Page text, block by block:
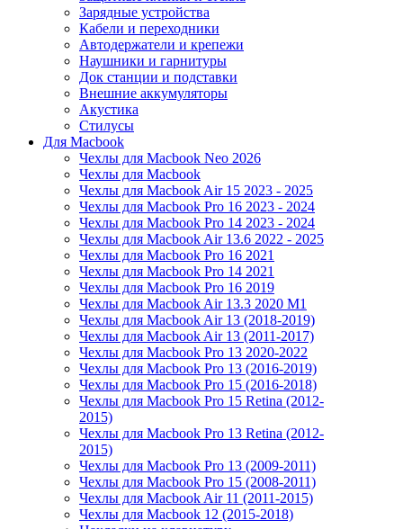
Зарядные устройства
Кабели и переходники
Автодержатели и крепежи
Наушники и гарнитуры
Док станции и подставки
Внешние аккумуляторы
Акустика
Стилусы
Для Macbook
Чехлы для Macbook Neo 2026
Чехлы для Macbook
Чехлы для Macbook Air 15 2023 - 2025
Чехлы для Macbook Pro 16 2023 - 2024
Чехлы для Macbook Pro 14 2023 - 2024
Чехлы для Macbook Air 13.6 2022 - 2025
Чехлы для Macbook Pro 16 2021
Чехлы для Macbook Pro 14 2021
Чехлы для Macbook Pro 16 2019
Чехлы для Macbook Air 13.3 2020 M1
Чехлы для Macbook Air 13 (2018-2019)
Чехлы для Macbook Air 13 (2011-2017)
Чехлы для Macbook Pro 13 2020-2022
Чехлы для Macbook Pro 13 (2016-2019)
Чехлы для Macbook Pro 15 (2016-2018)
Чехлы для Macbook Pro 15 Retina (2012-
2015)
Чехлы для Macbook Pro 13 Retina (2012-
2015)
Чехлы для Macbook Pro 13 (2009-2011)
Чехлы для Macbook Pro 15 (2008-2011)
Чехлы для Macbook Air 11 (2011-2015)
Чехлы для Macbook 12 (2015-2018)